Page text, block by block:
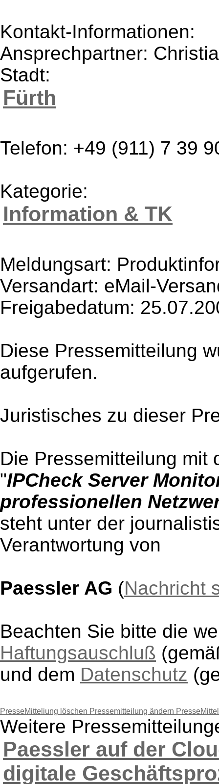
Kontakt-Informationen:
Ansprechpartner:
Stadt:
Fürth
Telefon: +49 (911) 7 39
Kategorie:
Information & TK
Meldungsart:
Versandart: eMail-
Freigabedatum:
Diese Pressemitteilung
aufgerufen.
Juristisches zu dieser
Die Pressemitteilung mit
"IPCheck Server
professionellen
steht unter der
Verantwortung von
Paessler AG (Nachricht
Beachten Sie bitte die
Haftungsauschluß
und dem Datenschutz
PresseMitteliung löschen Pressemitteilung ändern
Weitere
Paessler auf der
digitale